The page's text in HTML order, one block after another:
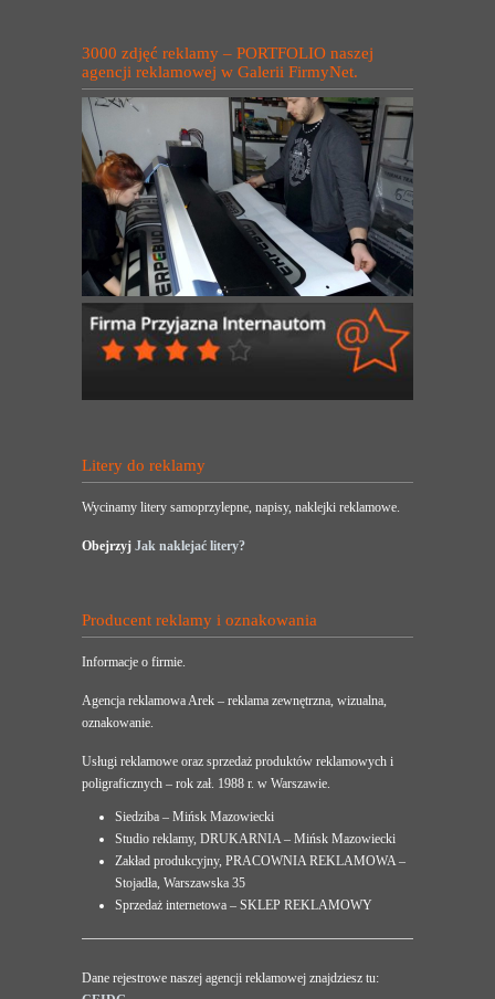
3000 zdjęć reklamy – PORTFOLIO naszej
agencji reklamowej w Galerii FirmyNet.
Litery do reklamy
Wycinamy litery samoprzylepne, napisy, naklejki reklamowe.
Obejrzyj Jak naklejać litery?
Producent reklamy i oznakowania
Informacje o firmie.
Agencja reklamowa Arek – reklama zewnętrzna, wizualna,
oznakowanie.
Usługi reklamowe oraz sprzedaż produktów reklamowych i
poligraficznych – rok zał. 1988 r. w Warszawie.
Siedziba – Mińsk Mazowiecki
Studio reklamy, DRUKARNIA – Mińsk Mazowiecki
Zakład produkcyjny, PRACOWNIA REKLAMOWA –
Stojadła, Warszawska 35
Sprzedaż internetowa – SKLEP REKLAMOWY
Dane rejestrowe naszej agencji reklamowej znajdziesz tu: